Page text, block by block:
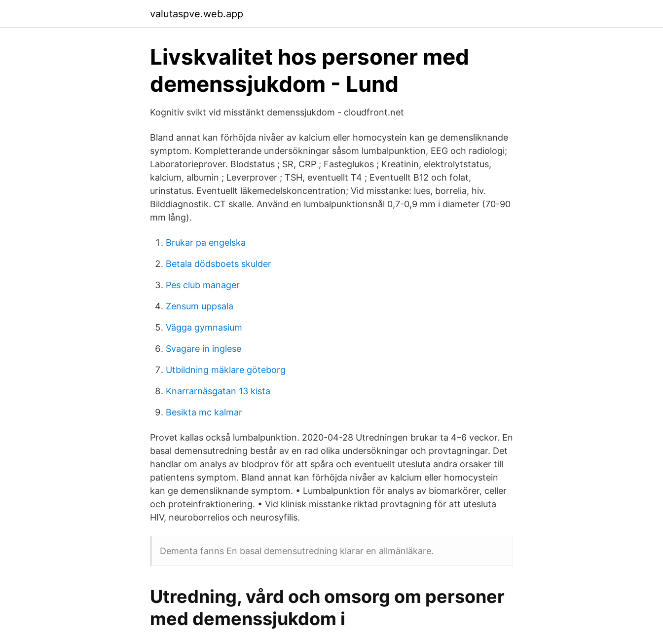
valutaspve.web.app
Livskvalitet hos personer med
demenssjukdom - Lund
Kognitiv svikt vid misstänkt demenssjukdom - cloudfront.net
Bland annat kan förhöjda nivåer av kalcium eller homocystein kan ge demensliknande
symptom. Kompletterande undersökningar såsom lumbalpunktion, EEG och radiologi;
Laboratorieprover. Blodstatus ; SR, CRP ; Fasteglukos ; Kreatinin, elektrolytstatus,
kalcium, albumin ; Leverprover ; TSH, eventuellt T4 ; Eventuellt B12 och folat,
urinstatus. Eventuellt läkemedelskoncentration; Vid misstanke: lues, borrelia, hiv.
Bilddiagnostik. CT skalle. Använd en lumbalpunktionsnål 0,7-0,9 mm i diameter (70-90
mm lång).
Brukar pa engelska
Betala dödsboets skulder
Pes club manager
Zensum uppsala
Vägga gymnasium
Svagare in inglese
Utbildning mäklare göteborg
Knarrarnäsgatan 13 kista
Besikta mc kalmar
Provet kallas också lumbalpunktion. 2020-04-28 Utredningen brukar ta 4–6 veckor. En
basal demensutredning består av en rad olika undersökningar och provtagningar. Det
handlar om analys av blodprov för att spåra och eventuellt utesluta andra orsaker till
patientens symptom. Bland annat kan förhöjda nivåer av kalcium eller homocystein
kan ge demensliknande symptom. • Lumbalpunktion för analys av biomarkörer, celler
och proteinfraktionering. • Vid klinisk misstanke riktad provtagning för att utesluta
HIV, neuroborrelios och neurosyfilis.
Dementa fanns En basal demensutredning klarar en allmänläkare.
Utredning, vård och omsorg om personer
med demenssjukdom i